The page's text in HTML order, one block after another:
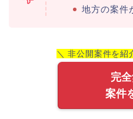
地方の案件
＼ 非公開案件を紹
完
案件